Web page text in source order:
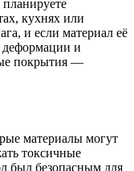
кухнях или
и если материал её
деформации и
покрытия —
материалы могут
токсичные
был безопасным для